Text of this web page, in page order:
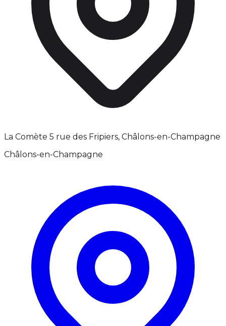
La Comète 5 rue des Fripiers, Châlons-en-Champagne
Châlons-en-Champagne